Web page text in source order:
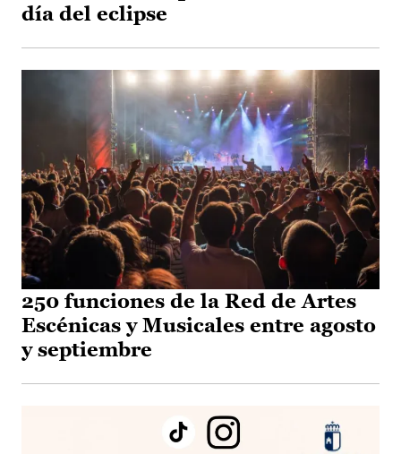
día del eclipse
250 funciones de la Red de Artes
Escénicas y Musicales entre agosto
y septiembre